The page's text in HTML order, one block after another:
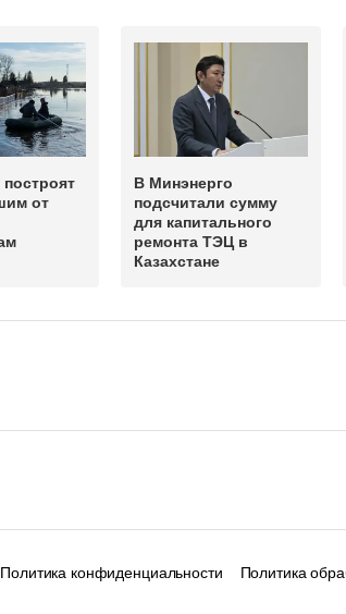
от
В Минэнерго
подсчитали сумму
для капитального
ремонта ТЭЦ в
Казахстане
Политика конфиденциальности Политика